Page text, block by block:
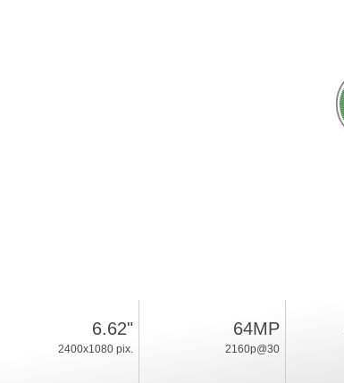
6.62"
2400x1080 pix.
64MP
2160p@30